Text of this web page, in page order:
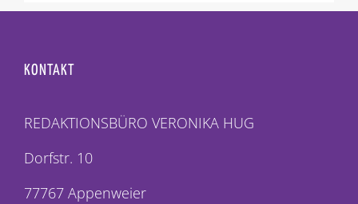
KONTAKT
REDAKTIONSBÜRO VERONIKA HUG
Dorfstr. 10
77767 Appenweier